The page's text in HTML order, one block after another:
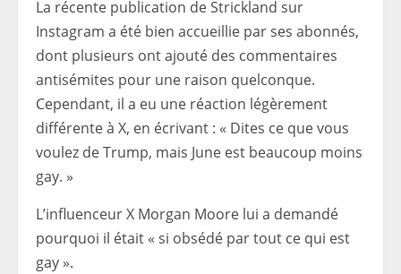
La récente publication de Strickland sur
Instagram a été bien accueillie par ses abonnés,
dont plusieurs ont ajouté des commentaires
antisémites pour une raison quelconque.
Cependant, il a eu une réaction légèrement
différente à X, en écrivant : « Dites ce que vous
voulez de Trump, mais June est beaucoup moins
gay. »
L’influenceur X Morgan Moore lui a demandé
pourquoi il était « si obsédé par tout ce qui est
gay ».